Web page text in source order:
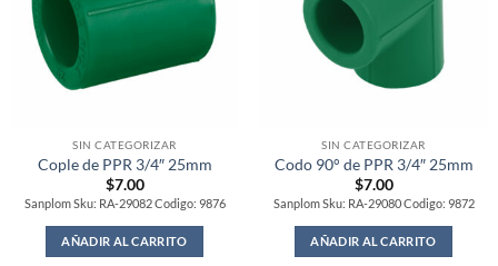
SIN CATEGORIZAR
Cople de PPR 3/4″ 25mm
$7.00
Sanplom Sku: RA-29082 Codigo: 9876
AÑADIR AL CARRITO
SIN CATEGORIZAR
Codo 90° de PPR 3/4″ 25mm
$7.00
Sanplom Sku: RA-29080 Codigo: 9872
AÑADIR AL CARRITO